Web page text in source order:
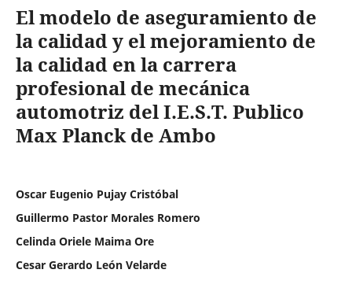
El modelo de aseguramiento de
la calidad y el mejoramiento de
la calidad en la carrera
profesional de mecánica
automotriz del I.E.S.T. Publico
Max Planck de Ambo
Oscar Eugenio Pujay Cristóbal
Guillermo Pastor Morales Romero
Celinda Oriele Maima Ore
Cesar Gerardo León Velarde